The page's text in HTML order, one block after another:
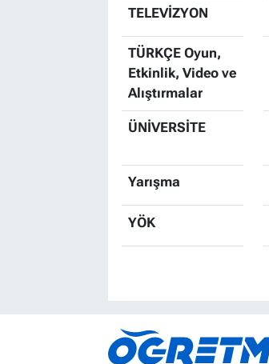
TELEVİZYON
TÜRKÇE Oyun,
Etkinlik, Video ve
Alıştırmalar
ÜNİVERSİTE
Yarışma
YÖK